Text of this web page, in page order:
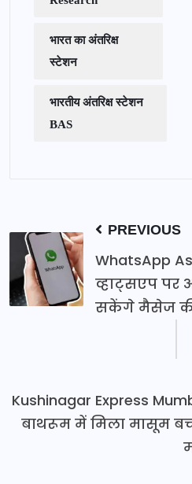
भारत का अंतरिक्ष
स्टेशन
भारतीय अंतरिक्ष स्टेशन
BAS
PREVIOUS
WhatsApp
व्हाट्सएप
सकेंगे मैसेज
Kushinagar Express
बाथरूम में मिला मासूम